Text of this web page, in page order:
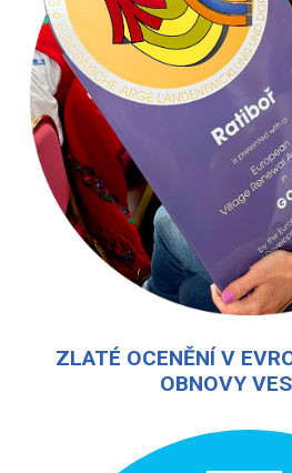
ZLATÉ OCENĚNÍ V
OBNOVY